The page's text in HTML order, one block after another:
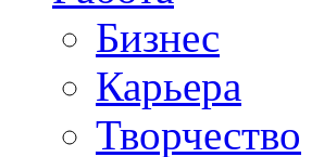
Бизнес
Карьера
Творчество